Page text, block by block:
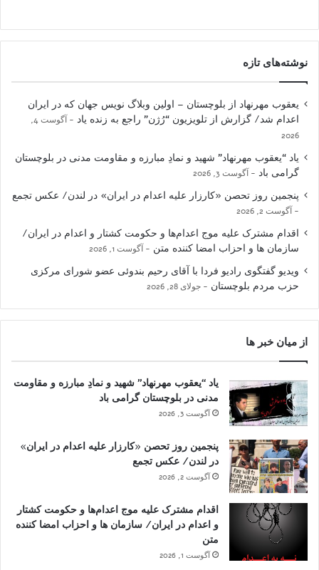
نوشته‌های تازه
یعقوب مهرنهاد از بلوچستان – اولین وبلاگ نویس جهان که در ایران
اعدام شد/ گزارش از تلویزیون “رُژن” راجع به زنده یاد
آگوست 4,
2026
یاد “یعقوب مهرنهاد” شهید و نمادِ مبارزه و مقاومت مدنی در بلوچستان
گرامی باد
آگوست 3, 2026
پنجمین روز تحصن «کارزار علیه اعدام در ایران» در لندن/ عکس تجمع
آگوست 2, 2026
اقدام مشترک علیه موج اعدام‌ها و حکومت کشتار و اعدام در ایران/
سازمان ها و احزاب امضا کننده متن
آگوست 1, 2026
ویدیو گفتگوی رادیو فردا با آقای رحیم بندوئی عضو شورای مرکزی
حزب مردم بلوچستان
جولای 28, 2026
از میان خبر ها
یاد “یعقوب مهرنهاد” شهید و نمادِ مبارزه و مقاومت
مدنی در بلوچستان گرامی باد
آگوست 3, 2026
پنجمین روز تحصن «کارزار علیه اعدام در ایران»
در لندن/ عکس تجمع
آگوست 2, 2026
اقدام مشترک علیه موج اعدام‌ها و حکومت کشتار
و اعدام در ایران/ سازمان ها و احزاب امضا کننده
متن
آگوست 1, 2026